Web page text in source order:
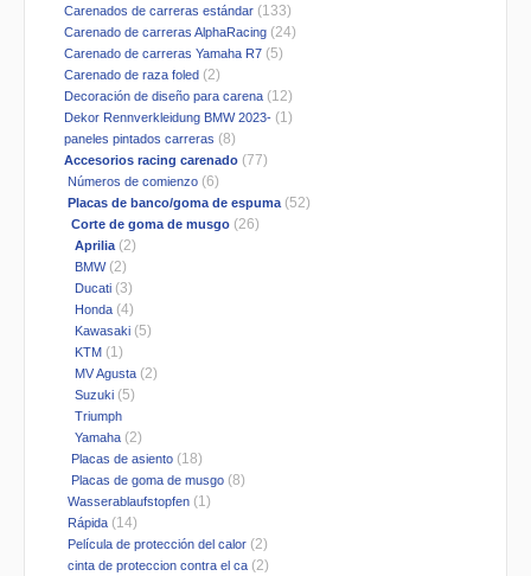
Carenados de carreras estándar (133)
Carenado de carreras AlphaRacing (24)
Carenado de carreras Yamaha R7 (5)
Carenado de raza foled (2)
Decoración de diseño para carena (12)
Dekor Rennverkleidung BMW 2023- (1)
paneles pintados carreras (8)
Accesorios racing carenado (77)
Números de comienzo (6)
Placas de banco/goma de espuma(52)
Corte de goma de musgo (26)
Aprilia(2)
BMW(2)
Ducati (3)
Honda (4)
Kawasaki (5)
KTM (1)
MV Agusta (2)
Suzuki (5)
Triumph
Yamaha (2)
Placas de asiento (18)
Placas de goma de musgo (8)
Wasserablaufstopfen (1)
Rápida (14)
Película de protección del calor (2)
cinta de proteccion contra el ca (2)